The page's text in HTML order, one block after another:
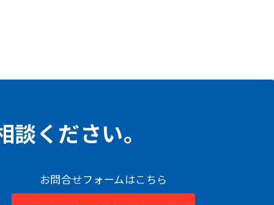
ください。
お問合せフォームはこちら